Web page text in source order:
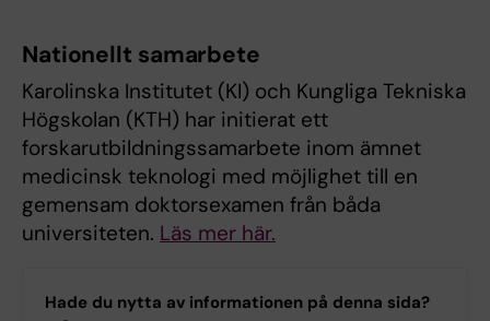
Nationellt samarbete
Karolinska Institutet (KI) och Kungliga Tekniska
Högskolan (KTH) har initierat ett
forskarutbildningssamarbete inom ämnet
medicinsk teknologi med möjlighet till en
gemensam doktorsexamen från båda
universiteten. Läs mer här.
Hade du nytta av informationen på denna sida?